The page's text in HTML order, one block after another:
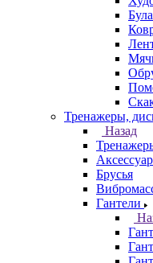
Тренажеры,
Назад
Брусья
Гантели